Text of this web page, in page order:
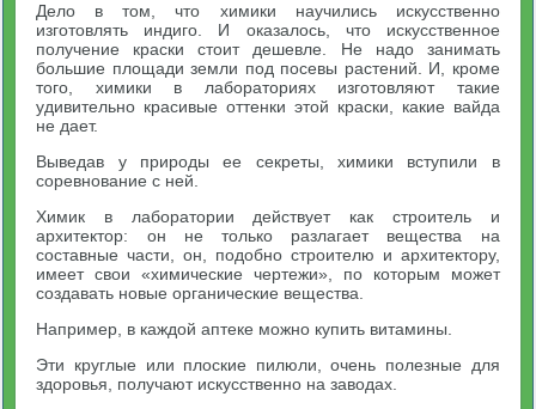
Дело в том, что химики научились искусственно
изготовлять индиго. И оказалось, что искусственное
получение краски стоит дешевле. Не надо занимать
большие площади земли под посевы растений. И, кроме
того, химики в лабораториях изготовляют такие
удивительно красивые оттенки этой краски, какие вайда
не дает.
Выведав у природы ее секреты, химики вступили в
соревнование с ней.
Химик в лаборатории действует как строитель и
архитектор: он не только разлагает вещества на
составные части, он, подобно строителю и архитектору,
имеет свои «химические чертежи», по которым может
создавать новые органические вещества.
Например, в каждой аптеке можно купить витамины.
Эти круглые или плоские пилюли, очень полезные для
здоровья, получают искусственно на заводах.